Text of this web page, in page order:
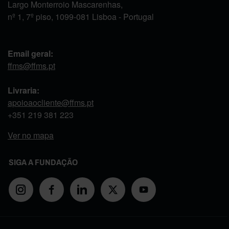
Largo Monterroio Mascarenhas,
nº 1, 7º piso, 1099-081 Lisboa - Portugal
Email geral:
ffms@ffms.pt
Livraria:
apoioaocliente@ffms.pt
+351 219 381 223
Ver no mapa
SIGA A FUNDAÇÃO